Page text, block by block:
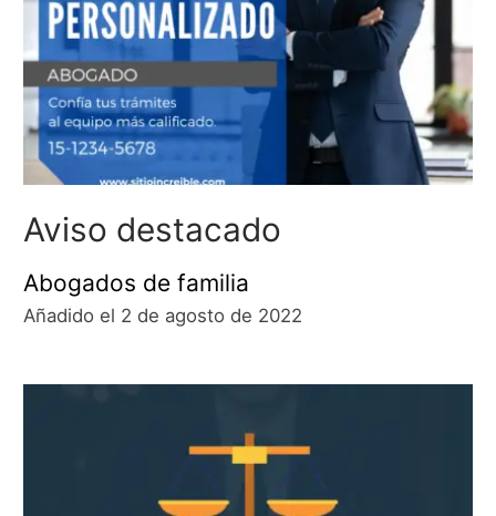
Aviso destacado
Abogados de familia
Añadido el 2 de agosto de 2022